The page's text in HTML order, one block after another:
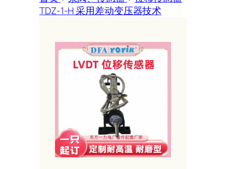
TDZ-1-H 采用差动变压器技术